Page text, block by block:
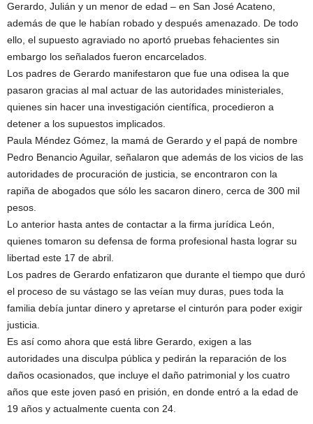
Gerardo, Julián y un menor de edad – en San José Acateno,
además de que le habían robado y después amenazado. De todo
ello, el supuesto agraviado no aportó pruebas fehacientes sin
embargo los señalados fueron encarcelados.
Los padres de Gerardo manifestaron que fue una odisea la que
pasaron gracias al mal actuar de las autoridades ministeriales,
quienes sin hacer una investigación científica, procedieron a
detener a los supuestos implicados.
Paula Méndez Gómez, la mamá de Gerardo y el papá de nombre
Pedro Benancio Aguilar, señalaron que además de los vicios de las
autoridades de procuración de justicia, se encontraron con la
rapiña de abogados que sólo les sacaron dinero, cerca de 300 mil
pesos.
Lo anterior hasta antes de contactar a la firma jurídica León,
quienes tomaron su defensa de forma profesional hasta lograr su
libertad este 17 de abril.
Los padres de Gerardo enfatizaron que durante el tiempo que duró
el proceso de su vástago se las veían muy duras, pues toda la
familia debía juntar dinero y apretarse el cinturón para poder exigir
justicia.
Es así como ahora que está libre Gerardo, exigen a las
autoridades una disculpa pública y pedirán la reparación de los
daños ocasionados, que incluye el daño patrimonial y los cuatro
años que este joven pasó en prisión, en donde entró a la edad de
19 años y actualmente cuenta con 24.